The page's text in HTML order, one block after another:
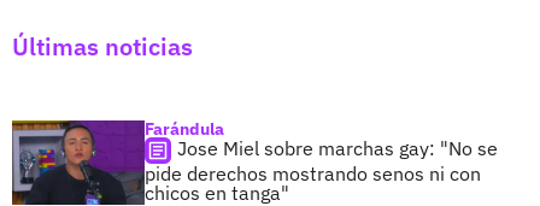
Últimas noticias
Farándula
Jose Miel sobre marchas gay: "No se
pide derechos mostrando senos ni con
chicos en tanga"